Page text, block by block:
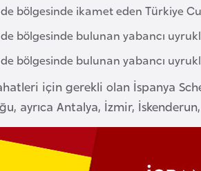
bölgesinde ikamet eden Türkiye
bölgesinde bulunan yabancı
bölgesinde bulunan yabancı
için gerekli olan İspanya
ayrıca Antalya, İzmir,